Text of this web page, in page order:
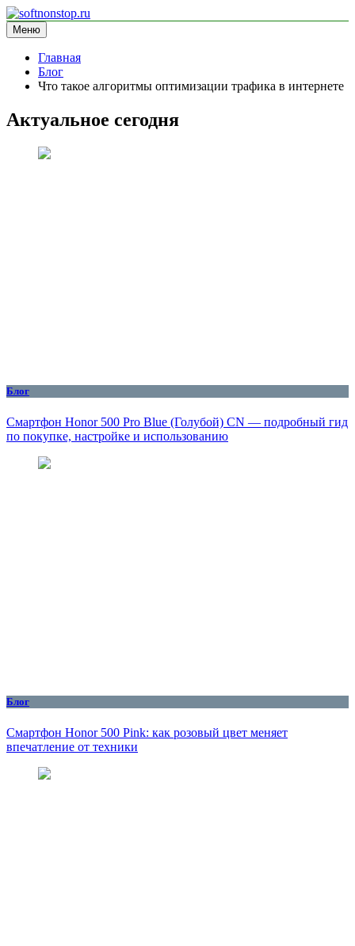
Перейти
к
содержимому
softnonstop.ru
информационный сайт
Меню
Главная
Блог
Что такое алгоритмы оптимизации трафика в интернете
Актуальное сегодня
Блог
Смартфон Honor 500 Pro Blue (Голубой) CN — подробный гид
по покупке, настройке и использованию
Блог
Смартфон Honor 500 Pink: как розовый цвет меняет
впечатление от техники